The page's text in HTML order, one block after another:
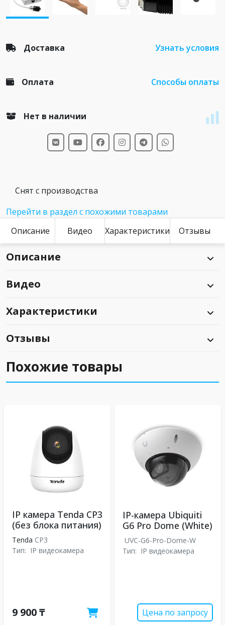
Доставка Узнать условия
Оплата Способы оплаты
Нет в наличии
Снят с производства
Перейти в раздел с похожими товарами
Описание
Видео Характеристики Отзывы
Описание
Видео
Характеристики
Отзывы
Похожие товары
IP камера Tenda CP3
(без блока питания)
Tenda CP3
Тип: IP видеокамера
9 900 ₸
IP-камера Ubiquiti
G6 Pro Dome (White)
UVC-G6-Pro-Dome-W
Тип: IP видеокамера
Цена по запросу